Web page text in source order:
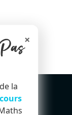
×
la
cours